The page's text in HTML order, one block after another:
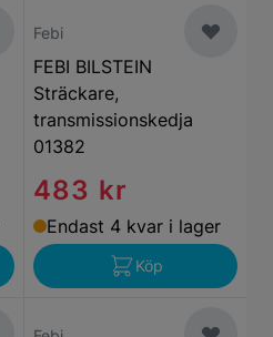
Febi
FEBI BILSTEIN
Sträckare,
transmissionskedja
01382
483 kr
Endast 4 kvar i lager
Köp